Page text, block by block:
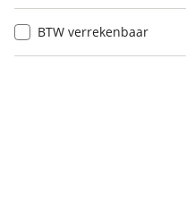
BTW verrekenbaar